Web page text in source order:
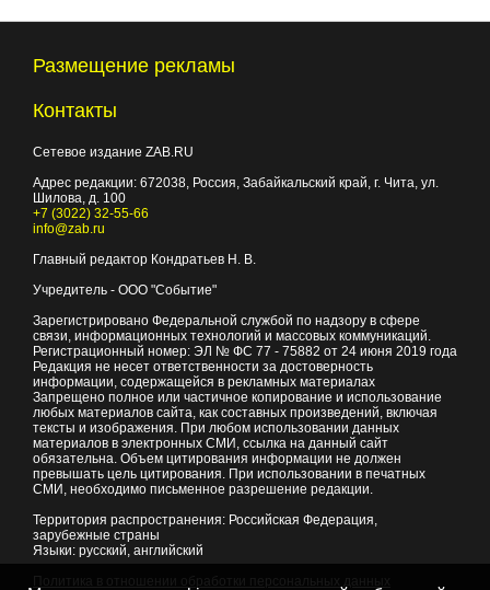
Размещение рекламы
Контакты
Сетевое издание ZAB.RU
Адрес редакции: 672038, Россия, Забайкальский край, г. Чита, ул.
Шилова, д. 100
+7 (3022) 32-55-66
info@zab.ru
Главный редактор Кондратьев Н. В.
Учредитель - ООО "Событие"
Зарегистрировано Федеральной службой по надзору в сфере
связи, информационных технологий и массовых коммуникаций.
Регистрационный номер: ЭЛ № ФС 77 - 75882 от 24 июня 2019 года
Редакция не несет ответственности за достоверность
информации, содержащейся в рекламных материалах
Запрещено полное или частичное копирование и использование
любых материалов сайта, как составных произведений, включая
тексты и изображения. При любом использовании данных
материалов в электронных СМИ, ссылка на данный сайт
обязательна. Объем цитирования информации не должен
превышать цель цитирования. При использовании в печатных
СМИ, необходимо письменное разрешение редакции.
Территория распространения: Российская Федерация,
зарубежные страны
Языки: русский, английский